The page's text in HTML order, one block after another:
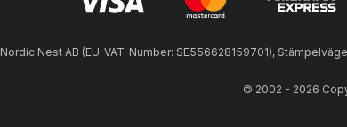
Nordic Nest AB (EU-VAT-Number: SE556628159701),
© 2002 - 2026